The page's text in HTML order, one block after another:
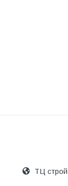
ТЦ строй